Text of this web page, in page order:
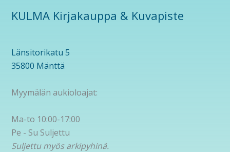
KULMA Kirjakauppa & Kuvapiste
Länsitorikatu 5
35800 Mänttä
Myymälän aukioloajat:
Ma-to 10:00-17:00
Pe - Su Suljettu
Suljettu myös arkipyhinä.